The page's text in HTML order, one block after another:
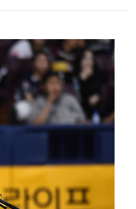
'리그 2연패 정조준' 아스널, 뉴캐슬서 기마랑이스 영…
게 웃으며
약 종료…6년 동행 마무리